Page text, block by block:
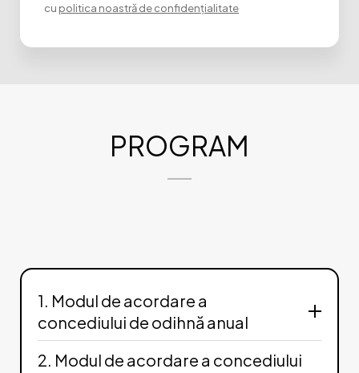
cu politica noastră de confidențialitate
PROGRAM
1. Modul de acordare a
concediului de odihnă anual
Garanțiile salariatului de a beneficia de
concedii anuale, concedii suplimentare
2. Modul de acordare a concediului